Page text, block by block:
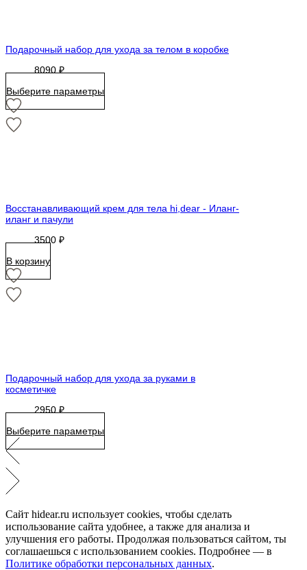
Подарочный набор для ухода за телом в коробке
8090₽
Выберите параметры
Восстанавливающий крем для тела hi,dear - Иланг-
иланг и пачули
3500₽
В корзину
Подарочный набор для ухода за руками в
косметичке
2950₽
Выберите параметры
Сайт hidear.ru использует cookies, чтобы сделать
использование сайта удобнее, а также для анализа и
улучшения его работы. Продолжая пользоваться сайтом, ты
соглашаешься с использованием cookies. Подробнее — в
Политике обработки персональных данных.